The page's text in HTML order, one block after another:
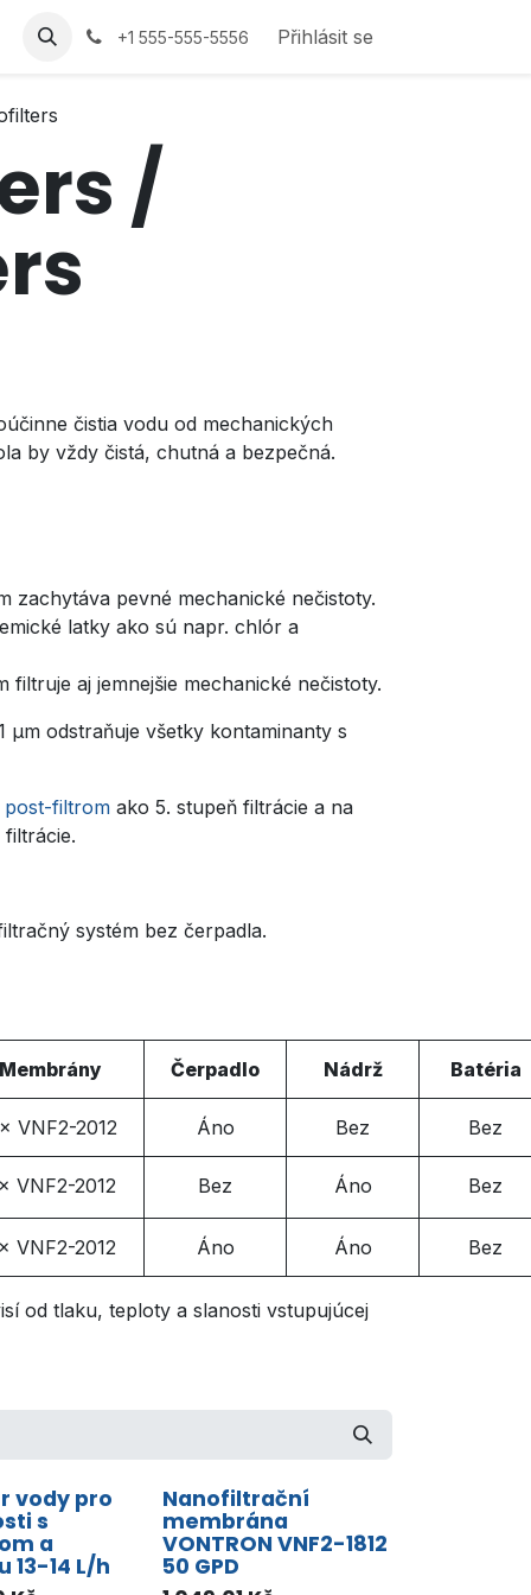
+1 555-555-5556 Přihlásit se
/
čistia vodu od mechanických
by vždy čistá, chutná a bezpečná.
pevné mechanické nečistoty.
latky ako sú napr. chlór a
aj jemnejšie mechanické nečistoty.
µm odstraňuje všetky kontaminanty s
filtrom ako 5. stupeň filtrácie a na
systém bez čerpadla.
Čerpadlo Nádrž Batéria
VNF2-2012 Áno Bez Bez
VNF2-2012 Bez Áno Bez
VNF2-2012 Áno Áno Bez
od tlaku, teploty a slanosti vstupujúcej
vody pro
s
a
13-14 L/h
Nanofiltrační
membrána
VONTRON VNF2-1812
50 GPD